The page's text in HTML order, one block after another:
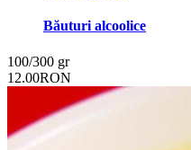
Băuturi alcoolice
100/300 gr
12.00RON